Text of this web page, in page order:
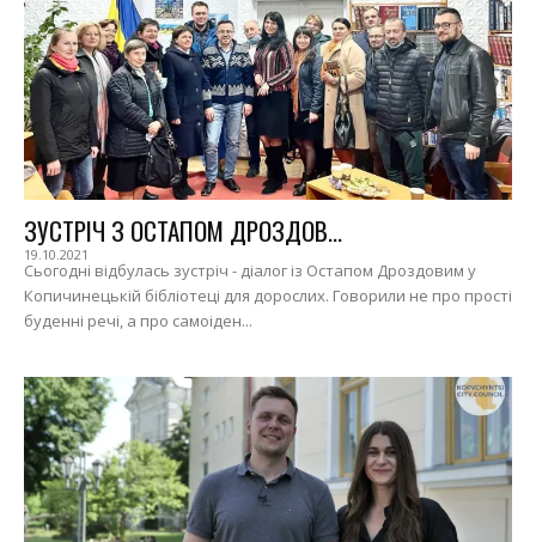
ЗУСТРІЧ З ОСТАПОМ ДРОЗДОВ...
19.10.2021
Сьогодні відбулась зустріч - діалог із Остапом Дроздовим у
Копичинецькій бібліотеці для дорослих. Говорили не про прості
буденні речі, а про самоіден...